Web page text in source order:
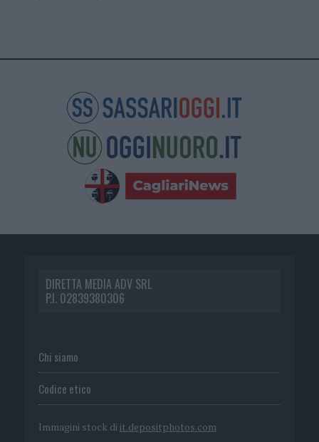
DIRETTA MEDIA ADV SRL
P.I. 02839380306
Chi siamo
Codice etico
Immagini stock di it.depositphotos.com